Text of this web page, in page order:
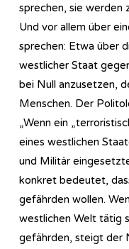
sprechen, sie werden
Und vor allem über
sprechen: Etwa über
westlicher Staat
bei Null anzusetzen,
Menschen. Der
„Wenn ein
eines westlichen
und Militär
konkret bedeutet,
gefährden wollen.
westlichen Welt tätig
gefährden, steigt der